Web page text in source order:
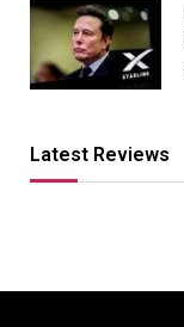
Latest Reviews